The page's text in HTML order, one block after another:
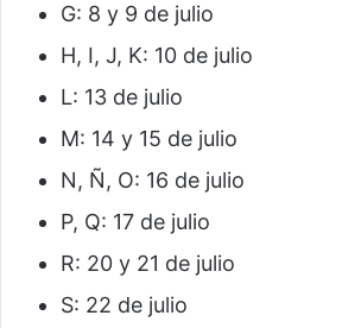
G: 8 y 9 de julio
H, I, J, K: 10 de julio
L: 13 de julio
M: 14 y 15 de julio
N, Ñ, O: 16 de julio
P, Q: 17 de julio
R: 20 y 21 de julio
S: 22 de julio